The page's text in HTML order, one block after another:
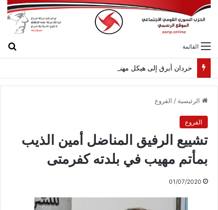
القائمة
حردان أبرق إلى هيكل مهنئاً بمناسبة عيد الجيش
الرئيسية / الفروع
الفروع
تشييع الرفيق المناضل أمين الذيب
بمأتم مهيب في بلدته كفرمتى
01/07/2020